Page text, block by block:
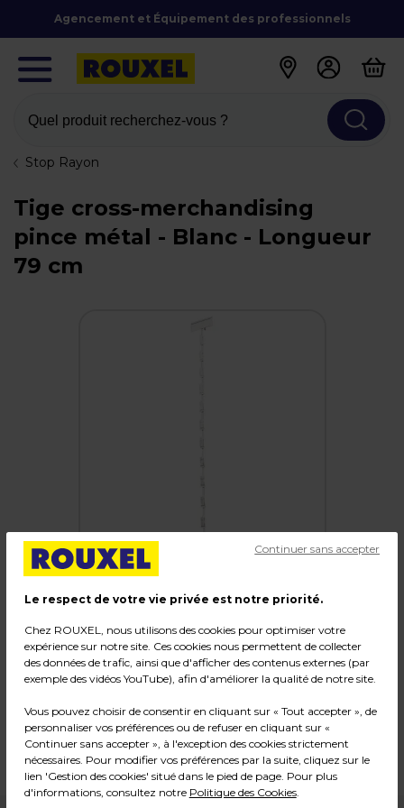
Agencement et Équipement des professionnels
Quel produit recherchez-vous ?
Stop Rayon
Tige cross-merchandising
pince métal - Blanc - Longueur
79 cm
Tige cross-merchandising pince métal
Code :11477
Matière : Métal
Dimensions : Longueur 79 cm
Poids : 0,21 kg
Le respect de votre vie privée est notre priorité.
Chez ROUXEL, nous utilisons des cookies pour optimiser votre
expérience sur notre site. Ces cookies nous permettent de collecter
des données de trafic, ainsi que d'afficher des contenus externes (par
exemple des vidéos YouTube), afin d'améliorer la qualité de notre site.
Vous pouvez choisir de consentir en cliquant sur « Tout accepter », de
personnaliser vos préférences ou de refuser en cliquant sur «
Continuer sans accepter », à l'exception des cookies strictement
nécessaires. Pour modifier vos préférences par la suite, cliquez sur le
lien 'Gestion des cookies' situé dans le pied de page. Pour plus
d'informations, consultez notre Politique des Cookies.
Continuer sans accepter